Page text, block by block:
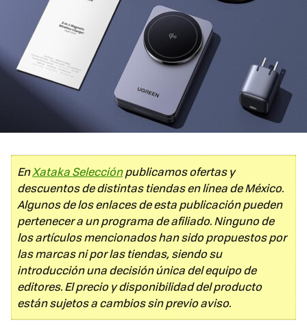
EnXataka Selecciónpublicamos ofertas y
descuentos de distintas tiendas en línea de México.
Algunos de los enlaces de esta publicación pueden
pertenecer a un programa de afiliado. Ninguno de
los artículos mencionados han sido propuestos por
las marcas ni por las tiendas, siendo su
introducción una decisión única del equipo de
editores. El precio y disponibilidad del producto
están sujetos a cambios sin previo aviso.